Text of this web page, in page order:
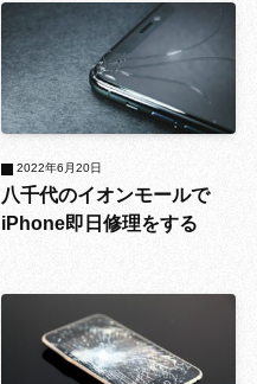
八千代のイオンモールで
iPhone即日修理をする
2022年6月20日